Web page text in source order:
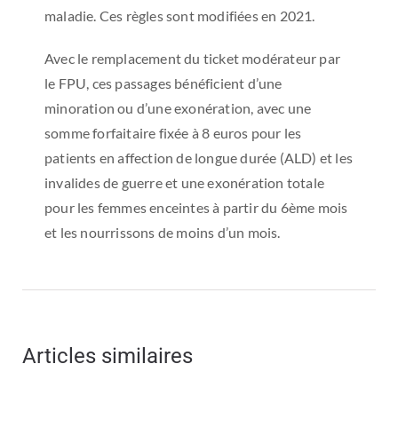
maladie. Ces règles sont modifiées en 2021.
Avec le remplacement du ticket modérateur par
le FPU, ces passages bénéficient d’une
minoration ou d’une exonération, avec une
somme forfaitaire fixée à 8 euros pour les
patients en affection de longue durée (ALD) et les
invalides de guerre et une exonération totale
pour les femmes enceintes à partir du 6ème mois
et les nourrissons de moins d’un mois.
Articles similaires